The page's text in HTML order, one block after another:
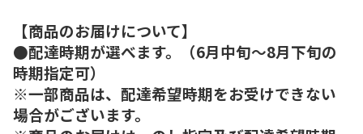
【商品のお届けについて】
●配達時期が選べます。（6月中旬～8月下旬の
時期指定可）
※一部商品は、配達希望時期をお受けできない
場合がございます。